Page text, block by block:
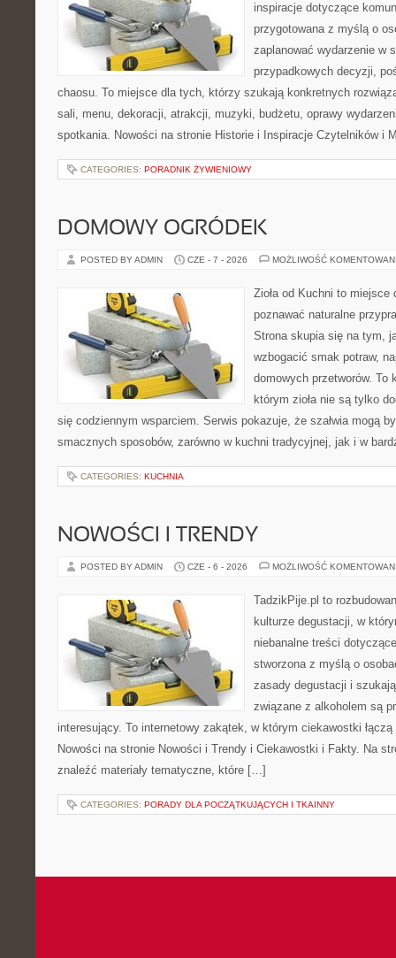
inspiracje dotyczące
przygotowana z myślą o
zaplanować wydarzenie w
przypadkowych decyzji,
chaosu. To miejsce dla tych, którzy szukają konkretnych
sali, menu, dekoracji, atrakcji, muzyki, budżetu, oprawy
spotkania. Nowości na stronie Historie i Inspiracje Czytelników i
CATEGORIES: PORADNIK ŻYWIENIOWY
DOMOWY OGRÓDEK
POSTED BY ADMIN CZE - 7 - 2026 MOŻLIWOŚĆ
Zioła od Kuchni to
poznawać naturalne
Strona skupia się na tym,
wzbogacić smak potraw,
domowych przetworów. To
którym zioła nie są tylko
się codziennym wsparciem. Serwis pokazuje, że szałwia mogą
smacznych sposobów, zarówno w kuchni tradycyjnej, jak i w
CATEGORIES: KUCHNIA
NOWOŚCI I TRENDY
POSTED BY ADMIN CZE - 6 - 2026 MOŻLIWOŚĆ
TadzikPije.pl to
kulturze degustacji, w
niebanalne treści
stworzona z myślą o
zasady degustacji i
związane z alkoholem są
interesujący. To internetowy zakątek, w którym ciekawostki
Nowości na stronie Nowości i Trendy i Ciekawostki i Fakty. Na
znaleźć materiały tematyczne, które […]
CATEGORIES: PORADY DLA POCZĄTKUJĄCYCH I TKAINNY